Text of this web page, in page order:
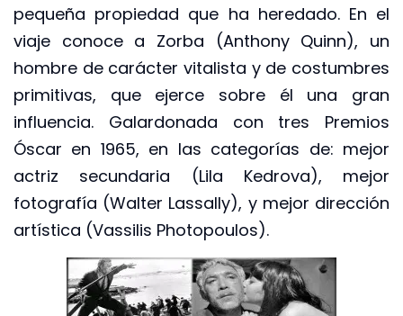
pequeña propiedad que ha heredado. En el
viaje conoce a Zorba (Anthony Quinn), un
hombre de carácter vitalista y de costumbres
primitivas, que ejerce sobre él una gran
influencia. Galardonada con tres Premios
Óscar en 1965, en las categorías de: mejor
actriz secundaria (Lila Kedrova), mejor
fotografía (Walter Lassally), y mejor dirección
artística (Vassilis Photopoulos).